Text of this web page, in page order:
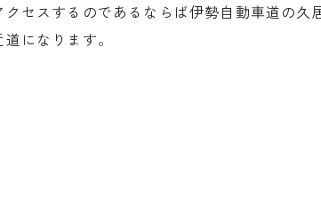
セスするのであるならば伊勢自動車道の久
になります。